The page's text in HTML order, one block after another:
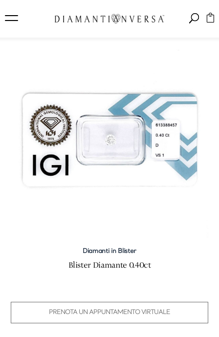
Diamanti in Blister
Blister Diamante 0.40ct
PRENOTA UN APPUNTAMENTO VIRTUALE